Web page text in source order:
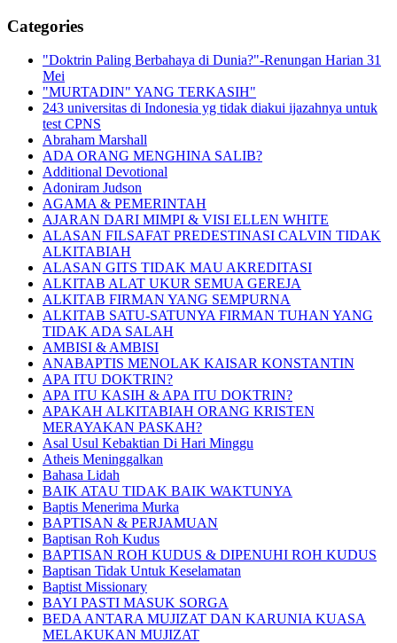
Categories
"Doktrin Paling Berbahaya di Dunia?"-Renungan Harian 31
Mei
"MURTADIN" YANG TERKASIH"
243 universitas di Indonesia yg tidak diakui ijazahnya untuk
test CPNS
Abraham Marshall
ADA ORANG MENGHINA SALIB?
Additional Devotional
Adoniram Judson
AGAMA & PEMERINTAH
AJARAN DARI MIMPI & VISI ELLEN WHITE
ALASAN FILSAFAT PREDESTINASI CALVIN TIDAK
ALKITABIAH
ALASAN GITS TIDAK MAU AKREDITASI
ALKITAB ALAT UKUR SEMUA GEREJA
ALKITAB FIRMAN YANG SEMPURNA
ALKITAB SATU-SATUNYA FIRMAN TUHAN YANG
TIDAK ADA SALAH
AMBISI & AMBISI
ANABAPTIS MENOLAK KAISAR KONSTANTIN
APA ITU DOKTRIN?
APA ITU KASIH & APA ITU DOKTRIN?
APAKAH ALKITABIAH ORANG KRISTEN
MERAYAKAN PASKAH?
Asal Usul Kebaktian Di Hari Minggu
Atheis Meninggalkan
Bahasa Lidah
BAIK ATAU TIDAK BAIK WAKTUNYA
Baptis Menerima Murka
BAPTISAN & PERJAMUAN
Baptisan Roh Kudus
BAPTISAN ROH KUDUS & DIPENUHI ROH KUDUS
Baptisan Tidak Untuk Keselamatan
Baptist Missionary
BAYI PASTI MASUK SORGA
BEDA ANTARA MUJIZAT DAN KARUNIA KUASA
MELAKUKAN MUJIZAT